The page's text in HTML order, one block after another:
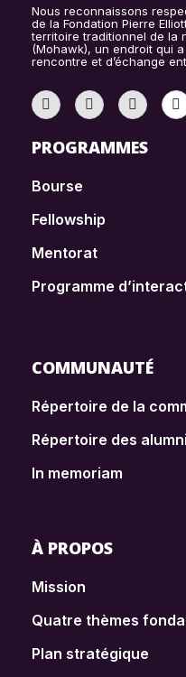
Nous reconnaissons
de la Fondation Pierre
territoire traditionnel de la
(Mohawk), un endroit qui
rencontre et d’échange
PROGRAMMES
Bourse
Fellowship
Mentorat
Programme
COMMUNAUTÉ
Répertoire de la
Répertoire des alumni
In memoriam
À PROPOS
Mission
Quatre thèmes
Plan stratégique